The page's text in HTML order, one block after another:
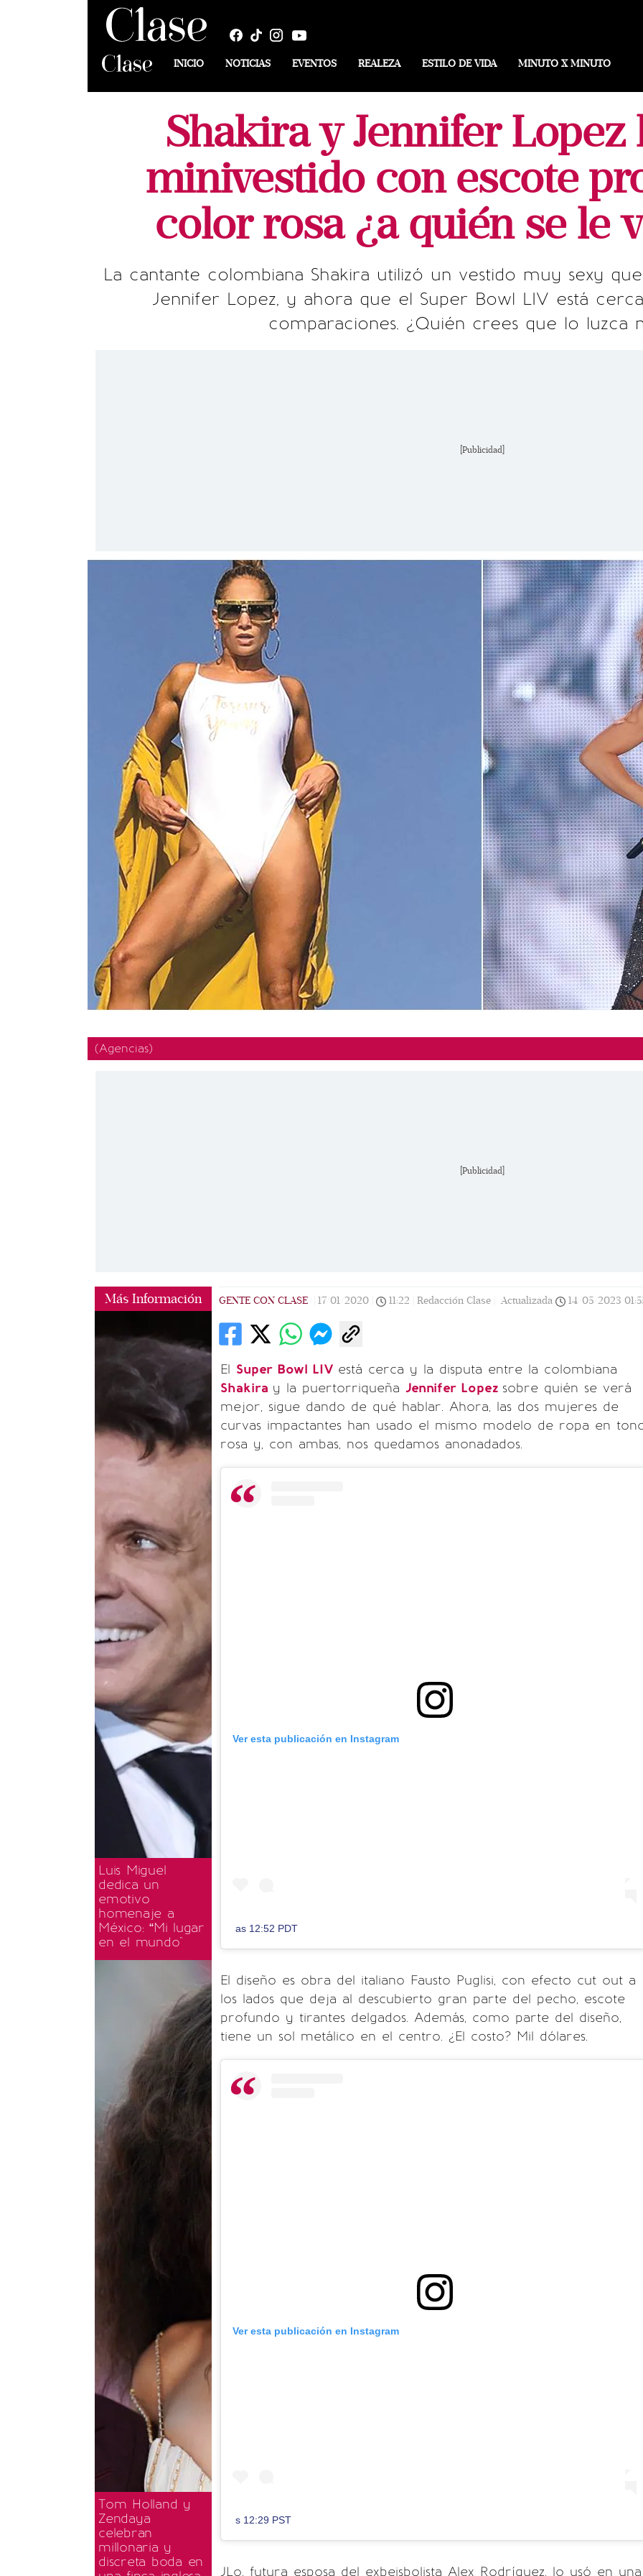
INICIO NOTICIAS EVENTOS REALEZA ESTILO DE VIDA MINUTO X MINUTO
Shakira y Jennifer
minivestido con escote
color rosa ¿a quién se le
La cantante colombiana Shakira utilizó un vestido muy sexy
Jennifer Lopez, y ahora que el Super Bowl LIV está
comparaciones. ¿Quién crees que lo luzca
[Publicidad]
(Agencias)
[Publicidad]
Más Información
Luis Miguel
dedica un
emotivo
homenaje a
México: “Mi lugar
en el mundo"
Tom Holland y
Zendaya
celebran
millonaria y
discreta boda en
GENTE CON CLASE 17/01/2020 11:22 Redacción Clase | Actualizada 14/05/2023
El Super Bowl LIV está cerca y la disputa entre la colombiana
Shakira y la puertorriqueña Jennifer Lopez sobre quién se verá
mejor, sigue dando de qué hablar. Ahora, las dos mujeres de
curvas impactantes han usado el mismo modelo de ropa en
rosa y, con ambas, nos quedamos anonadados.
Ver esta publicación en Instagram
as 12:52 PDT
El diseño es obra del italiano Fausto Puglisi, con efecto cut out a
los lados que deja al descubierto gran parte del pecho, escote
profundo y tirantes delgados. Además, como parte del diseño,
tiene un sol metálico en el centro. ¿El costo? Mil dólares.
Ver esta publicación en Instagram
s 12:29 PST
JLo, futura esposa del exbeisbolista Alex Rodríguez, lo usó en una